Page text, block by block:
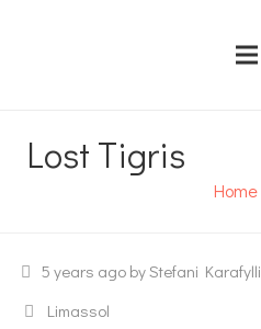
Lost Tigris
Home
5 years ago by Stefani Karafylli
Limassol